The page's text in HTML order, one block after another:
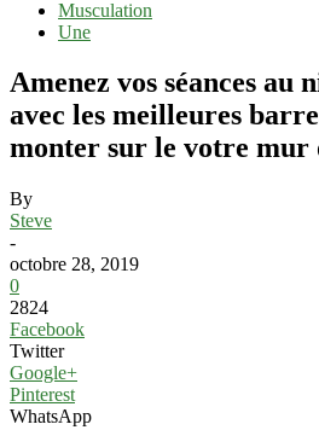
Musculation
Une
Amenez vos séances au
avec les meilleures
monter sur le votre mur
By
Steve
-
octobre 28, 2019
0
2824
Facebook
Twitter
Google+
Pinterest
WhatsApp